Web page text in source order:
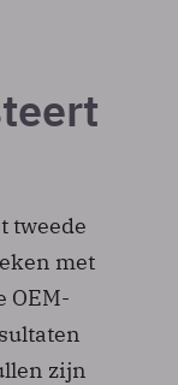
tweede
met
OEM-
zijn